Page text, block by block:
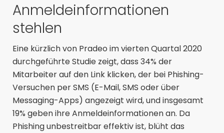
Anmeldeinformationen
stehlen
Eine kürzlich von Pradeo im vierten Quartal 2020
durchgeführte Studie zeigt, dass 34% der
Mitarbeiter auf den Link klicken, der bei Phishing-
Versuchen per SMS (E-Mail, SMS oder über
Messaging-Apps) angezeigt wird, und insgesamt
19% geben ihre Anmeldeinformationen an. Da
Phishing unbestreitbar effektiv ist, blüht das